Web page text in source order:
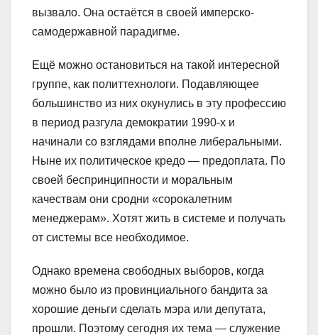
вызвало. Она остаётся в своей имперско-
самодержавной парадигме.
Ещё можно остановиться на такой интересной
группе, как политтехнологи. Подавляющее
большинство из них окунулись в эту профессию
в период разгула демократии 1990-х и
начинали со взглядами вполне либеральными.
Ныне их политическое кредо — предоплата. По
своей беспринципности и моральным
качествам они сродни «сорокалетним
менеджерам». Хотят жить в системе и получать
от системы все необходимое.
Однако времена свободных выборов, когда
можно было из провинциального бандита за
хорошие деньги сделать мэра или депутата,
прошли. Поэтому сегодня их тема — служение